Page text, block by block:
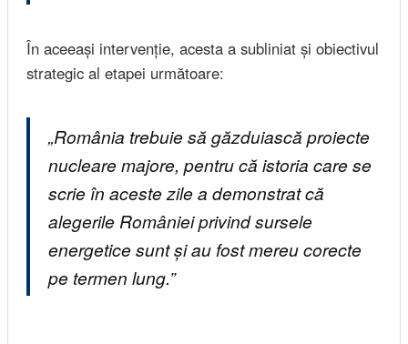
În aceeași intervenție, acesta a subliniat și obiectivul
strategic al etapei următoare:
„România trebuie să găzduiască proiecte
nucleare majore, pentru că istoria care se
scrie în aceste zile a demonstrat că
alegerile României privind sursele
energetice sunt și au fost mereu corecte
pe termen lung.”